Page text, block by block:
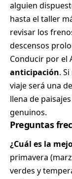
alguien
hasta el taller
revisar los
descensos
Conducir por el
anticipación.
viaje será una
llena de
genuinos.
Preguntas
¿Cuál es la
primavera
verdes y